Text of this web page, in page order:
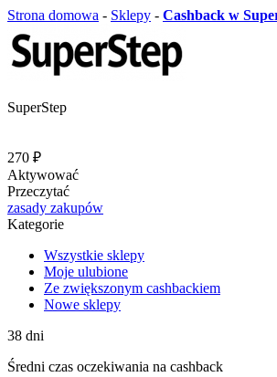
Strona domowa - Sklepy - Cashback w
SuperStep
270 ₽
Aktywować
Przeczytać
zasady zakupów
Kategorie
Wszystkie sklepy
Moje ulubione
Ze zwiększonym cashbackiem
Nowe sklepy
38 dni
Średni czas oczekiwania na cashback